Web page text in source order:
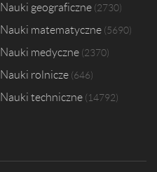
Nauki geograficzne 2730
Nauki matematyczne 5690
Nauki medyczne 2370
Nauki rolnicze 646
Nauki techniczne 14792